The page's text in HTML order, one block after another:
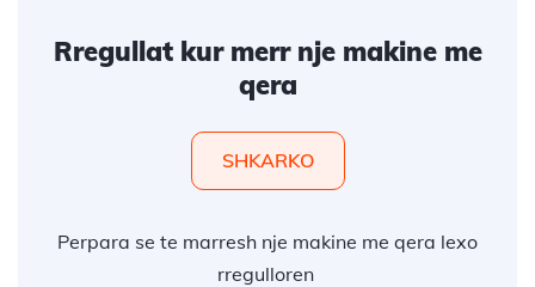
Rregullat kur merr nje makine me
qera
SHKARKO
Perpara se te marresh nje makine me qera lexo
rregulloren